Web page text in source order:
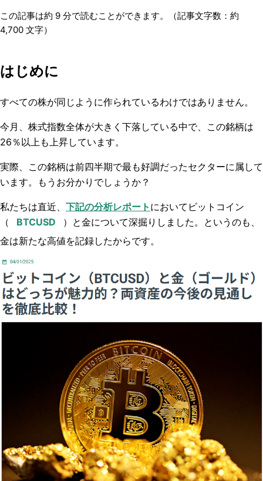
この記事は約 9 分で読むことができます。（記事文字数：約
4,700 文字）
はじめに
すべての株が同じように作られているわけではありません。
今月、株式指数全体が大きく下落している中で、この銘柄は
26％以上も上昇しています。
実際、この銘柄は前四半期で最も好調だったセクターに属して
います。もうお分かりでしょうか？
私たちは直近、 下記の分析レポート においてビットコイン
（
）と金について深掘りしました。というのも、
金は新たな高値を記録したからです。